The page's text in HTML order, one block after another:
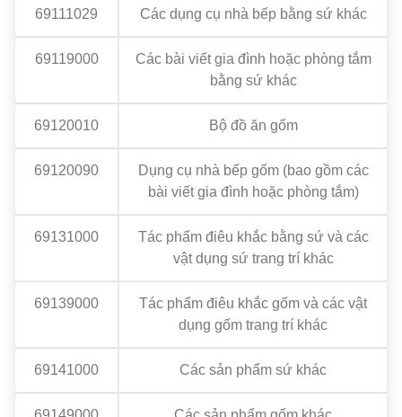
69111029 Các dụng cụ nhà bếp bằng sứ khác
69119000
Các bài viết gia đình hoặc phòng tắm
bằng sứ khác
69120010 Bộ đồ ăn gốm
69120090
Dụng cụ nhà bếp gốm (bao gồm các
bài viết gia đình hoặc phòng tắm)
69131000
Tác phẩm điêu khắc bằng sứ và các
vật dụng sứ trang trí khác
69139000
Tác phẩm điêu khắc gốm và các vật
dụng gốm trang trí khác
69141000 Các sản phẩm sứ khác